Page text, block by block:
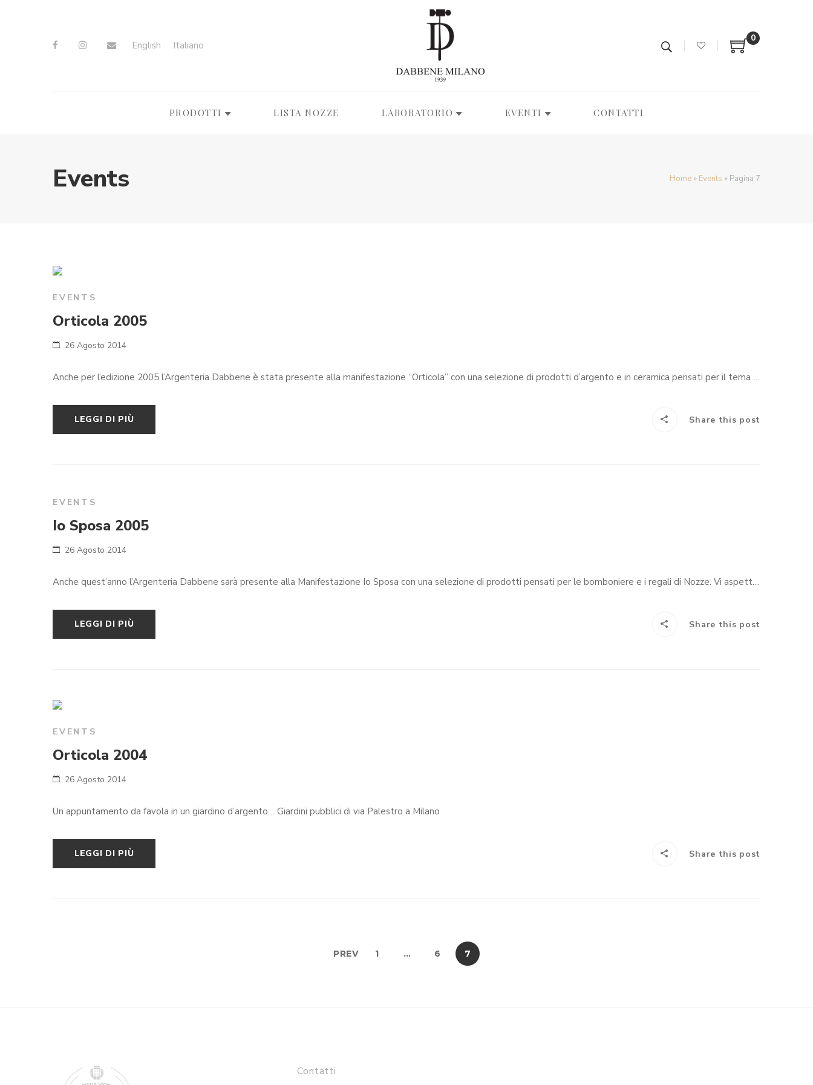
English Italiano
0
PRODOTTI LISTA NOZZE LABORATORIO EVENTI CONTATTI
Events Home » Events » Pagina 7
EVENTS
Orticola 2005
26 Agosto 2014
Anche per l’edizione 2005 l’Argenteria Dabbene è stata presente alla manifestazione “Orticola” con una selezione di prodotti d’argento e in ceramica pensati per il tema del Giardino.
LEGGI DI PIÙ Share this post
EVENTS
Io Sposa 2005
26 Agosto 2014
Anche quest’anno l’Argenteria Dabbene sarà presente alla Manifestazione Io Sposa con una selezione di prodotti pensati per le bomboniere e i regali di Nozze. Vi aspettiamo dal 3 Febbraio al 6 Febbraio presso la Fiera di Milano.
LEGGI DI PIÙ Share this post
EVENTS
Orticola 2004
26 Agosto 2014
Un appuntamento da favola in un giardino d’argento… Giardini pubblici di via Palestro a Milano
LEGGI DI PIÙ Share this post
PREV 1 … 6 7
Contatti